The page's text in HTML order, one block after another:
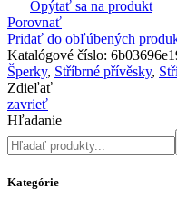
Opýtať sa na produkt
Porovnať
Pridať do obľúbených
Katalógové číslo:
Šperky, Stříbrné přívěsky,
Zdieľať
zavrieť
Hľadanie
Kategórie